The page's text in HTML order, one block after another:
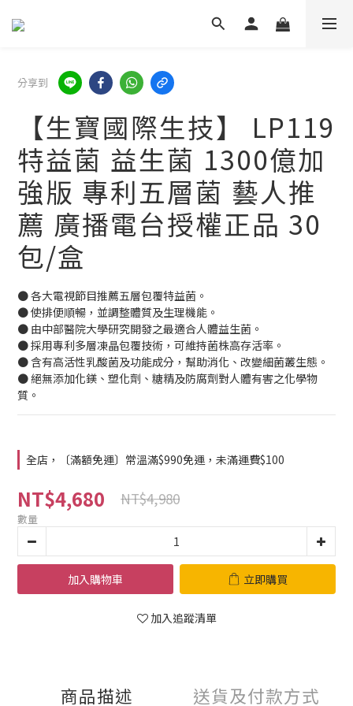
分享到
【生寶國際生技】 LP119
特益菌 益生菌 1300億加
強版 專利五層菌 藝人推
薦 廣播電台授權正品 30
包/盒
● 各大電視節目推薦五層包覆特益菌。
● 使排便順暢，並調整體質及生理機能。
● 由中部醫院大學研究開發之最適合人體益生菌。
● 採用專利多層凍晶包覆技術，可維持菌株高存活率。
● 含有高活性乳酸菌及功能成分，幫助消化、改變細菌叢生態。
● 絕無添加化鎂、塑化劑、糖精及防腐劑對人體有害之化學物
質。
全店，〔滿額免運〕常溫滿$990免運，未滿運費$100
NT$4,680 NT$4,980
數量
加入購物車 立即購買
加入追蹤清單
商品描述 送貨及付款方式